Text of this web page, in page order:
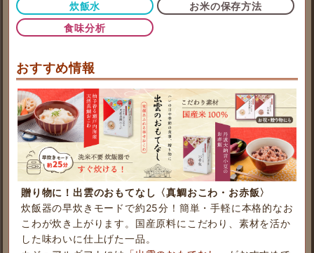
炊飯水
お米の保存方法
食味分析
おすすめ情報
贈り物に！出雲のおもてなし〈真鯛おこわ・お赤飯〉
炊飯器の早炊きモードで約25分！簡単・手軽に本格的なお
こわが炊き上がります。国産原料にこだわり、素材を活か
した味わいに仕上げた一品。